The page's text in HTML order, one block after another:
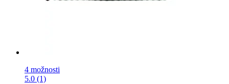
4 možnosti
5.0 (1)